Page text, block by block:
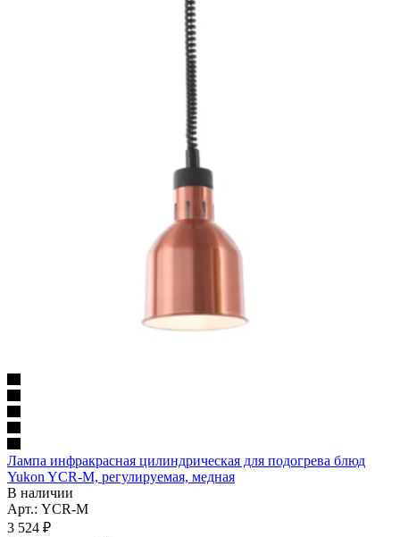
Лампа инфракрасная цилиндрическая для подогрева блюд
Yukon YCR-M, регулируемая, медная
В наличии
Арт.: YCR-M
3 524 ₽